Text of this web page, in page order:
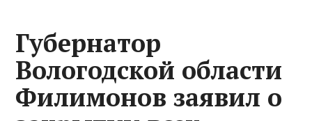
Губернатор
Вологодской области
Филимонов заявил о